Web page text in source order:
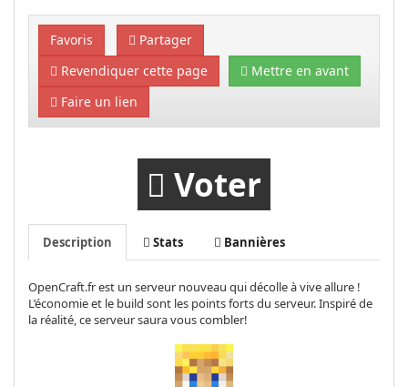
Favoris
Partager
Revendiquer cette page
Mettre en avant
Faire un lien
Voter
Description Stats Bannières
OpenCraft.fr est un serveur nouveau qui décolle à vive allure !
L’économie et le build sont les points forts du serveur. Inspiré de
la réalité, ce serveur saura vous combler!